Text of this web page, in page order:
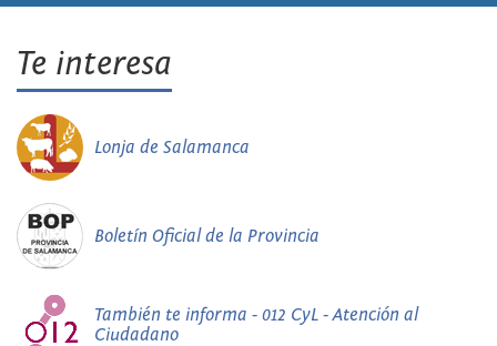
Te interesa
Lonja de Salamanca
Boletín Oficial de la Provincia
También te informa - 012 CyL - Atención al
Ciudadano